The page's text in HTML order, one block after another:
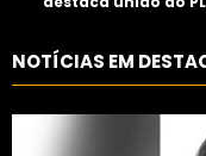
NOTÍCIAS EM